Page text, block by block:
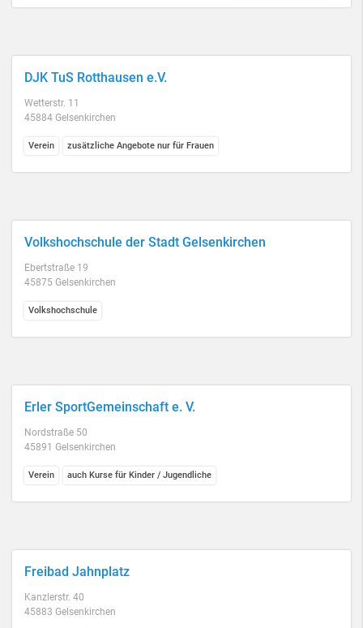
DJK TuS Rotthausen e.V.
Wetterstr. 11
45884 Gelsenkirchen
Verein zusätzliche Angebote nur für Frauen
Volkshochschule der Stadt Gelsenkirchen
Ebertstraße 19
45875 Gelsenkirchen
Volkshochschule
Erler SportGemeinschaft e. V.
Nordstraße 50
45891 Gelsenkirchen
Verein auch Kurse für Kinder / Jugendliche
Freibad Jahnplatz
Kanzlerstr. 40
45883 Gelsenkirchen